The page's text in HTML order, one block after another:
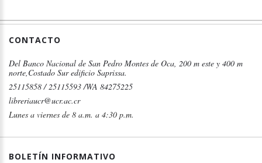
CONTACTO
Del Banco Nacional de San Pedro Montes de Oca, 200 m este y 400 m
norte,Costado Sur edificio Saprissa.
25115858 / 25115593 /WA 84275225
libreriaucr@ucr.ac.cr
Lunes a viernes de 8 a.m. a 4:30 p.m.
BOLETÍN INFORMATIVO